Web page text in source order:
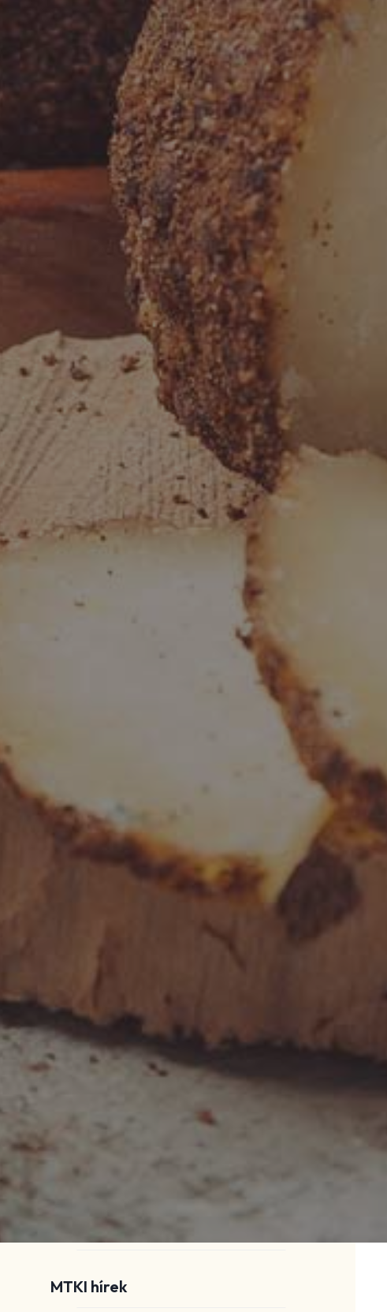
MTKI hírek